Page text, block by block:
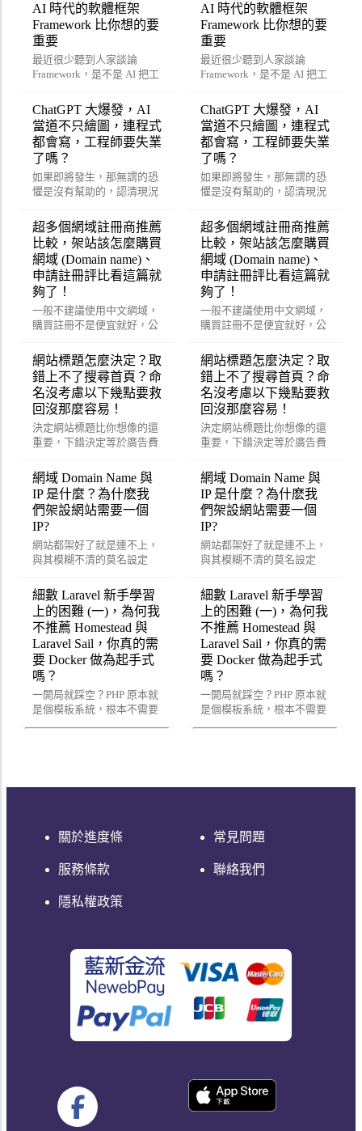
AI 時代的軟體框架
Framework 比你想的要
重要
最近很少聽到人家談論
Framework，是不是 AI 把工
ChatGPT 大爆發，AI
當道不只繪圖，連程式
都會寫，工程師要失業
了嗎？
如果即將發生，那無謂的恐
懼是沒有幫助的，認清現況
你喔！
超多個網域註冊商推薦
比較，架站該怎麼購買
網域 (Domain name)、
申請註冊評比看這篇就
夠了！
一般不建議使用中文網域，
購買註冊不是便宜就好，公
考量的功能。
網站標題怎麼決定？取
錯上不了搜尋首頁？命
名沒考慮以下幾點要救
回沒那麼容易！
決定網站標題比你想像的還
重要，下錯決定等於廣告費
較快！？
網域 Domain Name 與
IP 是什麼？為什麽我
們架設網站需要一個
IP?
網站都架好了就是連不上，
與其模糊不清的莫名設定
重新了解吧！
細數 Laravel 新手學習
上的困難 (一)，為何我
不推薦 Homestead 與
Laravel Sail，你真的需
要 Docker 做為起手式
嗎？
一開局就踩空？PHP 原本就
是個模板系統，根本不需要
AI 時代的軟體框架
Framework 比你想的要
重要
最近很少聽到人家談論
Framework，是不是 AI 把工
ChatGPT 大爆發，AI
當道不只繪圖，連程式
都會寫，工程師要失業
了嗎？
如果即將發生，那無謂的恐
懼是沒有幫助的，認清現況
你喔！
超多個網域註冊商推薦
比較，架站該怎麼購買
網域 (Domain name)、
申請註冊評比看這篇就
夠了！
一般不建議使用中文網域，
購買註冊不是便宜就好，公
考量的功能。
網站標題怎麼決定？取
錯上不了搜尋首頁？命
名沒考慮以下幾點要救
回沒那麼容易！
決定網站標題比你想像的還
重要，下錯決定等於廣告費
較快！？
網域 Domain Name 與
IP 是什麼？為什麽我
們架設網站需要一個
IP?
網站都架好了就是連不上，
與其模糊不清的莫名設定
重新了解吧！
細數 Laravel 新手學習
上的困難 (一)，為何我
不推薦 Homestead 與
Laravel Sail，你真的需
要 Docker 做為起手式
嗎？
一開局就踩空？PHP 原本就
是個模板系統，根本不需要
關於進度條
服務條款
隱私權政策
常見問題
聯絡我們